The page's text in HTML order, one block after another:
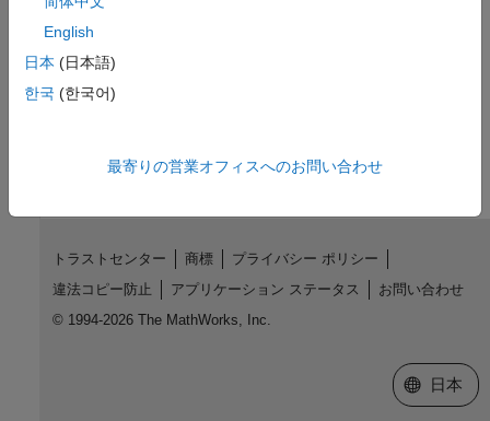
トピック
string を使用したテキスト情報の管理
English
日本 (日本語)
한국 (한국어)
最寄りの営業オフィスへのお問い合わせ
トラストセンター 商標
プライバシー ポリシー
違法コピー防止
アプリケーション ステータス
お問い合わせ
© 1994-2026 The MathWorks, Inc.
Web サイ
日本